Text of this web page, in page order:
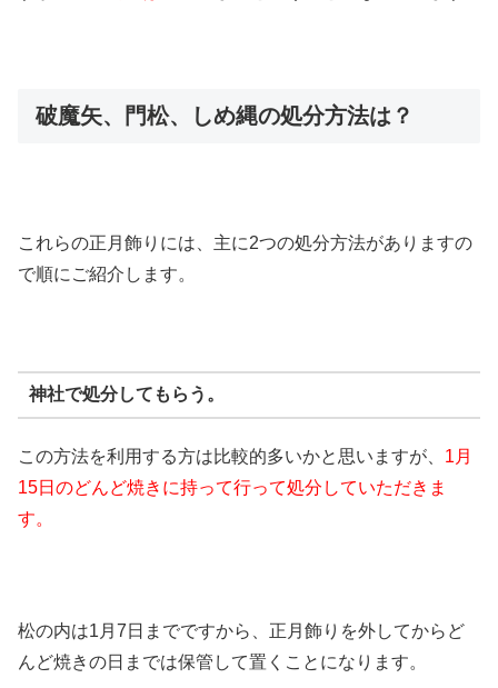
破魔矢、門松、しめ縄の処分方法は？
これらの正月飾りには、主に2つの処分方法がありますの
で順にご紹介します。
神社で処分してもらう。
この方法を利用する方は比較的多いかと思いますが、 1月
15日のどんど焼きに持って行って処分していただきま
す。
松の内は1月7日までですから、正月飾りを外してからど
んど焼きの日までは保管して置くことになります。